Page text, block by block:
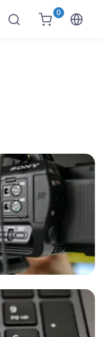
0